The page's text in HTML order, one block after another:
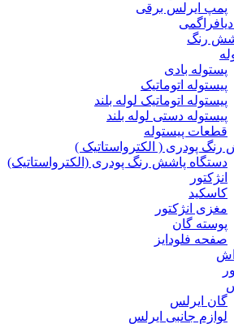
پمپ ایرلس برقی
رنگ
پستوله بادی
پیستوله اتوماتیک
پیستوله اتوماتیک لوله بلند
پیستوله دستی لوله بلند
قطعات پیستوله
رنگ پودری ( الکترواستاتیک )
دستگاه پاشش رنگ پودری (الکترواستاتیک)
انژکتور
کاسکید
مغزی انژکتور
پوسته گان
صفحه فلودایز
گان ایرلس
لوازم جانبی ایرلس